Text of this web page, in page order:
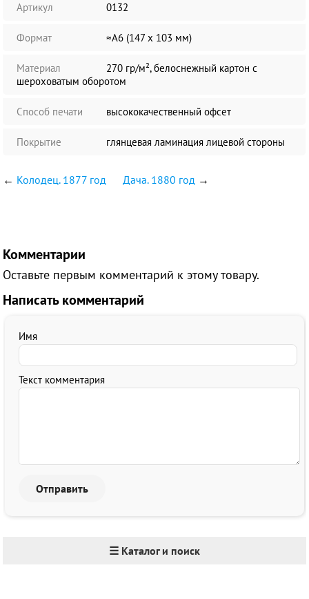
Артикул 0132
Формат ≈А6 (147 х 103 мм)
Материал
270 гр/м², белоснежный картон с
шероховатым оборотом
Способ печати высококачественный офсет
Покрытие глянцевая ламинация лицевой стороны
← Колодец. 1877 год Дача. 1880 год →
Комментарии
Оставьте первым комментарий к этому товару.
Написать комментарий
Имя
Текст комментария
☰ Каталог и поиск